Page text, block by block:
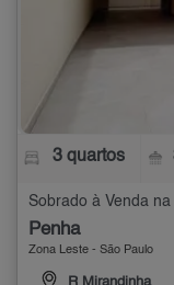
3 quartos
Sobrado à Venda
Penha
Zona Leste - São Paulo